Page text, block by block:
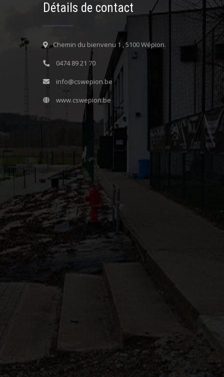
Détails de contact
Chemin du bienvenu 1 , 5100 Wépion.
0474 89 21 70
info@cswepion.be
www.cswepion.be